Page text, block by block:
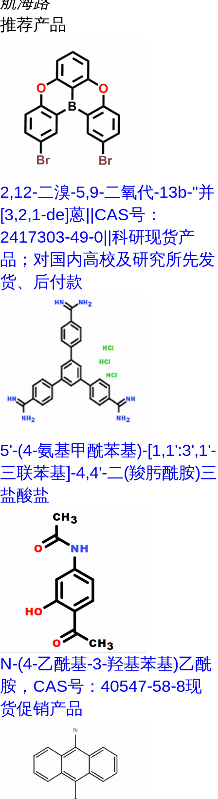
推荐产品
2,12-二溴-5,9-二氧代-13b-"并
[3,2,1-de]蒽||CAS号：
2417303-49-0||科研现货产
品；对国内高校及研究所先发
货、后付款
5'-(4-氨基甲酰苯基)-[1,1':3',1'-
三联苯基]-4,4'-二(羧肟酰胺)三
盐酸盐
N-(4-乙酰基-3-羟基苯基)乙酰
胺，CAS号：40547-58-8现
货促销产品